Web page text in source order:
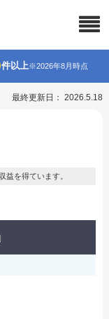
件以上※2026年8月時点
最終更新日： 2026.5.18
を得ています。